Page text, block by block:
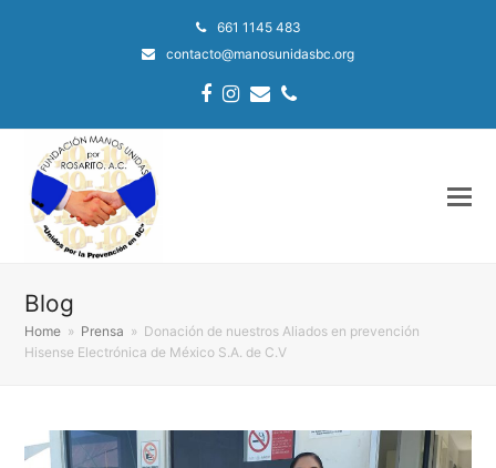
661 1145 483
contacto@manosunidasbc.org
Facebook
Instagram
EmailPhone
Blog
Home » Prensa » Donación de nuestros Aliados en prevención
Hisense Electrónica de México S.A. de C.V